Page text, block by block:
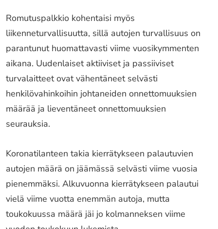
Romutuspalkkio kohentaisi myös
liikenneturvallisuutta, sillä autojen turvallisuus on
parantunut huomattavasti viime vuosikymmenten
aikana. Uudenlaiset aktiiviset ja passiiviset
turvalaitteet ovat vähentäneet selvästi
henkilövahinkoihin johtaneiden onnettomuuksien
määrää ja lieventäneet onnettomuuksien
seurauksia.
Koronatilanteen takia kierrätykseen palautuvien
autojen määrä on jäämässä selvästi viime vuosia
pienemmäksi. Alkuvuonna kierrätykseen palautui
vielä viime vuotta enemmän autoja, mutta
toukokuussa määrä jäi jo kolmanneksen viime